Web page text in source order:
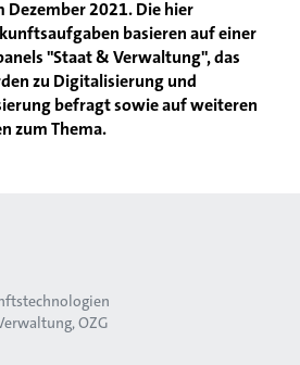
2021. Die hier
basieren auf einer
"Staat & Verwaltung", das
zu Digitalisierung und
befragt sowie auf weiteren
zum Thema.
OZG